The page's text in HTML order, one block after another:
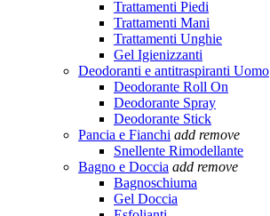
Trattamenti Piedi
Trattamenti Mani
Trattamenti Unghie
Gel Igienizzanti
Deodoranti e antitraspiranti Uomo
Deodorante Roll On
Deodorante Spray
Deodorante Stick
Pancia e Fianchi add remove
Snellente Rimodellante
Bagno e Doccia add remove
Bagnoschiuma
Gel Doccia